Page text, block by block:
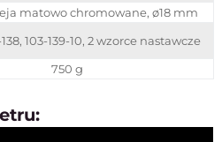
matowo chromowane, ø18 mm
138, 103-139-10, 2 wzorce nastawcze
750 g